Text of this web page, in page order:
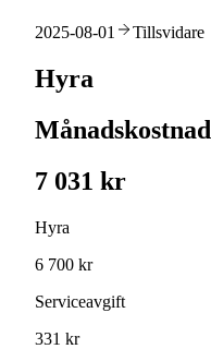
2025-08-01 Tillsvidare
Hyra
Månadskostnad
7 031 kr
Hyra
6 700 kr
Serviceavgift
331 kr